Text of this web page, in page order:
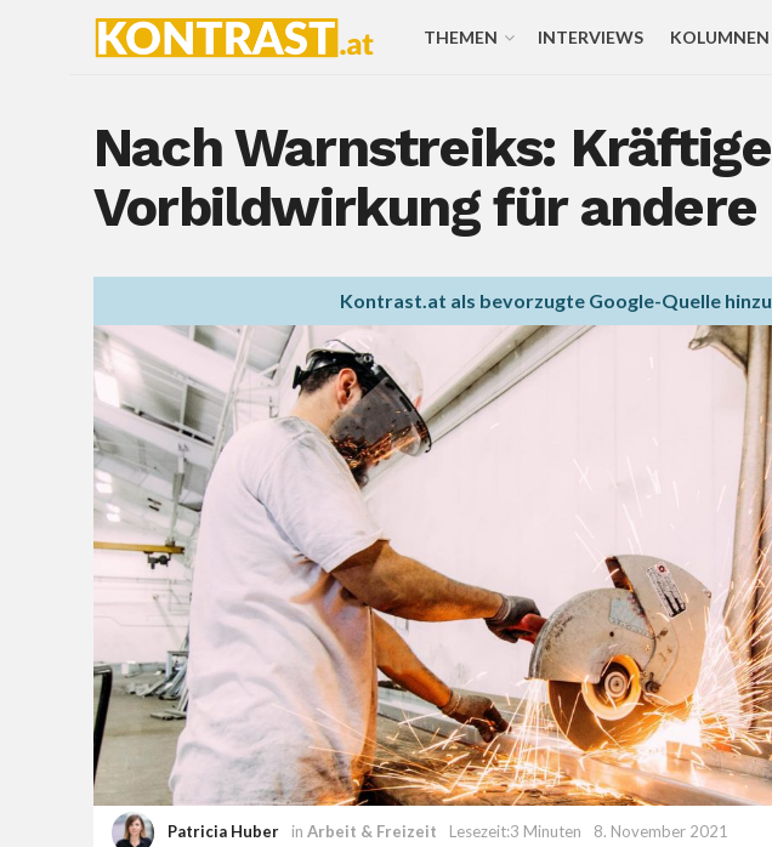
THEMEN INTERVIEWS KOLUMNEN
Nach Warnstreiks:
Vorbildwirkung für
Kontrast.at als bevorzugte Google-Quelle
Patricia Huber in Arbeit & Freizeit Lesezeit:3 Minuten 8. November 2021